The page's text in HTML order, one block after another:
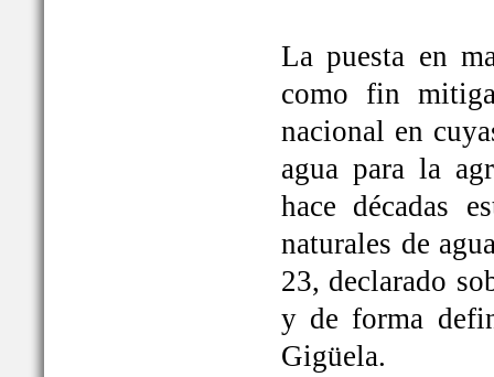
La puesta en
como fin
nacional en
agua para la
hace décadas
naturales de
23, declarado
y de forma
Gigüela.